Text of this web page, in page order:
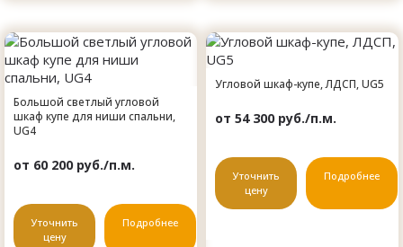
Большой светлый угловой
шкаф купе для ниши спальни,
UG4
от 60 200 руб./п.м.
Уточнить
цену
Подробнее
Угловой шкаф-купе, ЛДСП, UG5
от 54 300 руб./п.м.
Уточнить
цену
Подробнее